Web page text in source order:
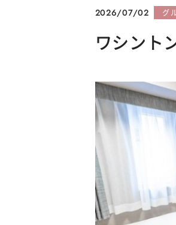
ワシント
2026/07/02 グ